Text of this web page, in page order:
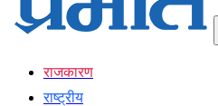
राजकारण
राष्ट्रीय